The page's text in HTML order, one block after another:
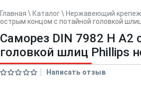
Главная \ Каталог\ Нержавеющий крепеж
острым концом с потайной головкой
Саморез DIN 7982 H
головкой шлиц Phillips
Написать отзыв